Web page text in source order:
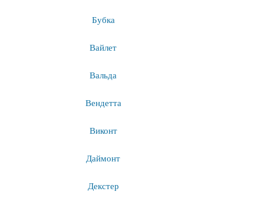
Бубка
Вайлет
Вальда
Вендетта
Виконт
Даймонт
Декстер